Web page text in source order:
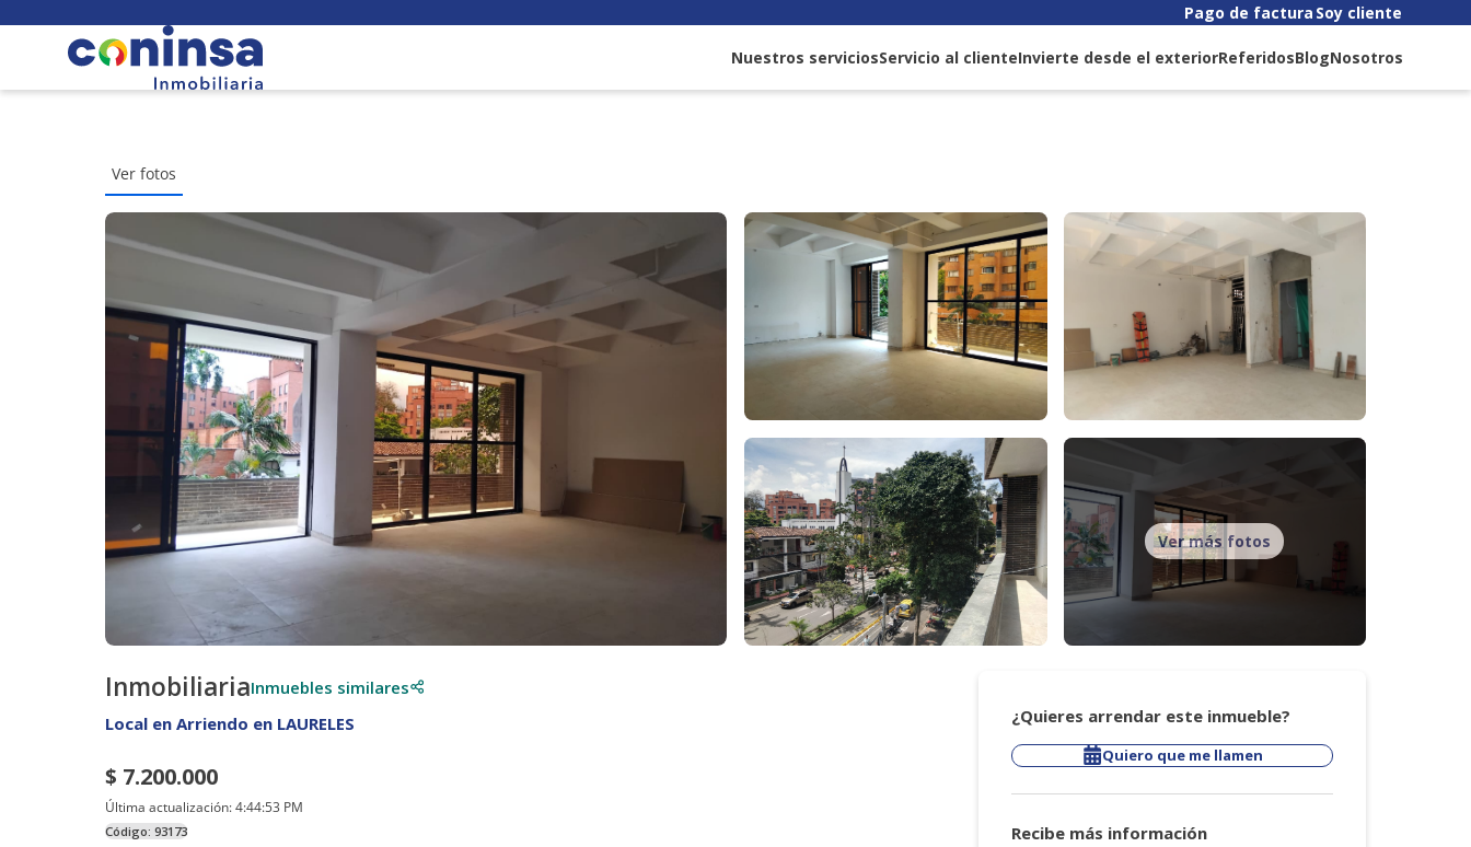
Pago de factura Soy cliente
Nuestros serviciosServicio al clienteInvierte desde el exteriorReferidosBlogNosotros
Ver fotos
Ver más fotos
InmobiliariaInmuebles similares
Local en Arriendo en LAURELES
$ 7.200.000
Última actualización:4:44:53 PM
Código: 93173
¿Quieres arrendar este inmueble?
Quiero que me llamen
Recibe más información